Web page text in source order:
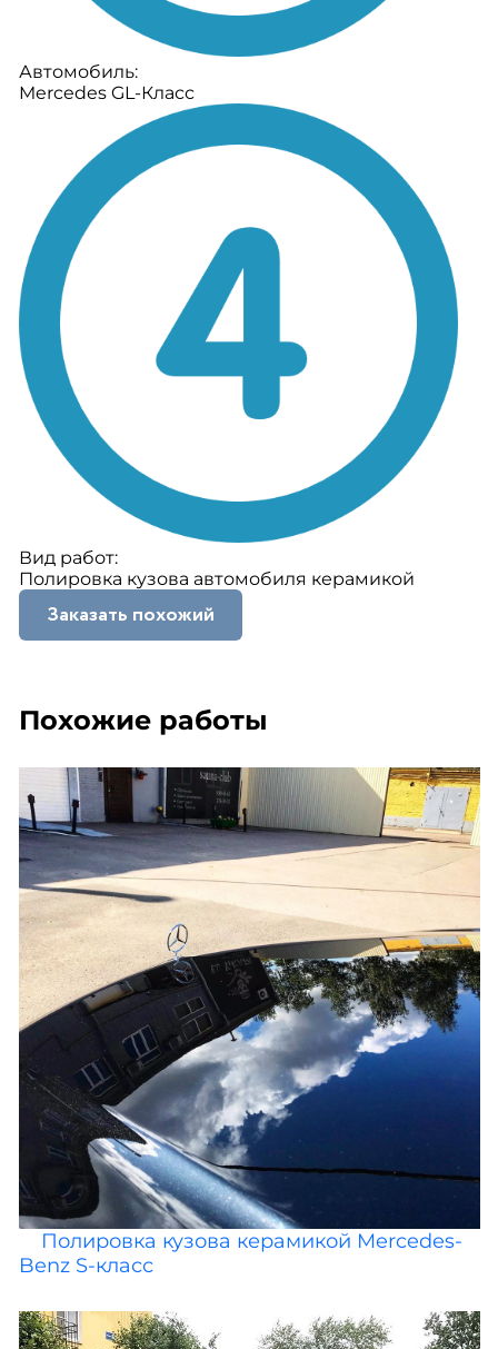
Автомобиль:
Mercedes GL-Класс
Вид работ:
Полировка кузова автомобиля керамикой
Заказать похожий
Похожие работы
Полировка кузова керамикой Mercedes-
Benz S-класс